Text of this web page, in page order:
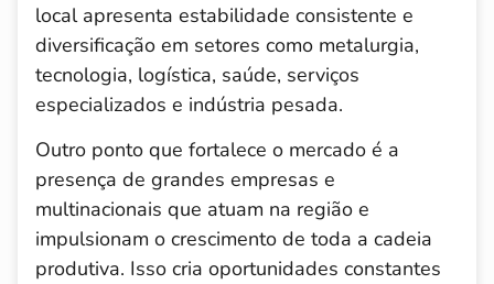
local apresenta estabilidade consistente e
diversificação em setores como metalurgia,
tecnologia, logística, saúde, serviços
especializados e indústria pesada.
Outro ponto que fortalece o mercado é a
presença de grandes empresas e
multinacionais que atuam na região e
impulsionam o crescimento de toda a cadeia
produtiva. Isso cria oportunidades constantes